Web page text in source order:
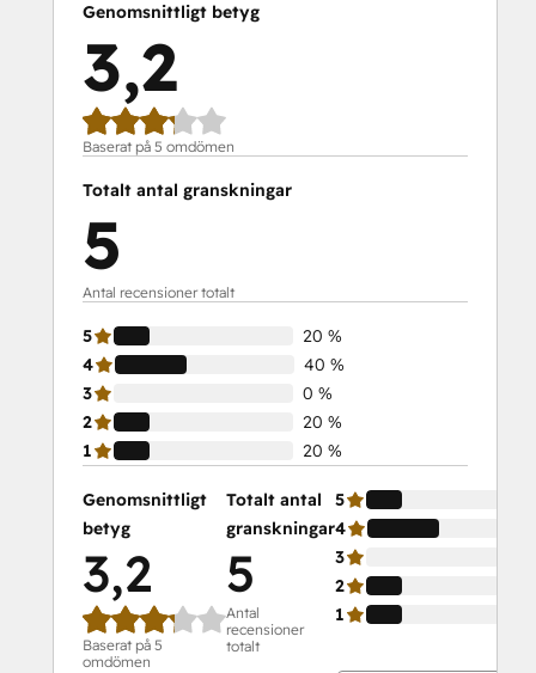
Genomsnittligt betyg
3,2
Baserat på 5 omdömen
Totalt antal granskningar
5
Antal recensioner totalt
5
20 %
4
40 %
3
0 %
2
20 %
1
20 %
Genomsnittligt
betyg
3,2
Baserat på 5
omdömen
Totalt antal
granskningar
5
Antal
recensioner
totalt
5
4
3
2
1